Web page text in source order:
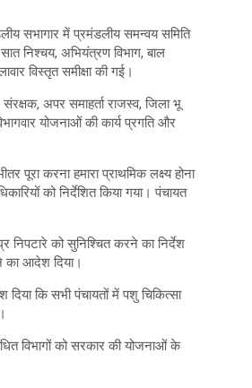
सभागार में प्रमंडलीय समन्वय समिति
निश्चय, अभियंत्रण विभाग, बाल
विस्तृत समीक्षा की गई।
अपर समाहर्ता राजस्व, जिला भू
योजनाओं की कार्य प्रगति और
पूरा करना हमारा प्राथमिक लक्ष्य होना
को निर्देशित किया गया। पंचायत
निपटारे को सुनिश्चित करने का निर्देश
का आदेश दिया।
कि सभी पंचायतों में पशु चिकित्सा
विभागों को सरकार की योजनाओं के